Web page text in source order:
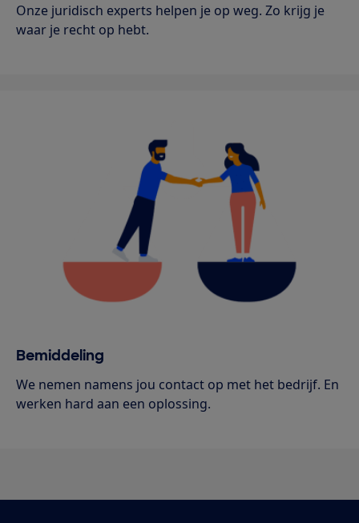
Onze juridisch experts helpen je op weg. Zo krijg je
waar je recht op hebt.
Bemiddeling
We nemen namens jou contact op met het bedrijf. En
werken hard aan een oplossing.